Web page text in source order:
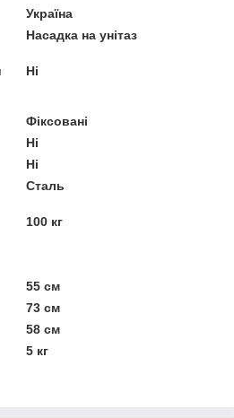
Україна
Насадка на унітаз
Ні
Фіксовані
Ні
Ні
Сталь
100 кг
55 см
73 см
58 см
5 кг